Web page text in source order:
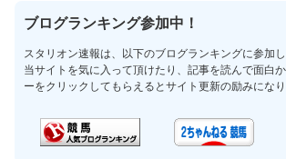
ブログランキング参加中！
スタリオン速報は、以下のブログランキングに参加し
当サイトを気に入って頂けたり、記事を読んで面白
ーをクリックしてもらえるとサイト更新の励みになり